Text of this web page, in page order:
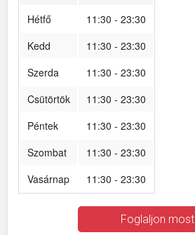
Hétfő
11:30 - 23:30
Kedd
11:30 - 23:30
Szerda
11:30 - 23:30
Csütörtök
11:30 - 23:30
Péntek
11:30 - 23:30
Szombat
11:30 - 23:30
Vasárnap
11:30 - 23:30
Foglaljon most